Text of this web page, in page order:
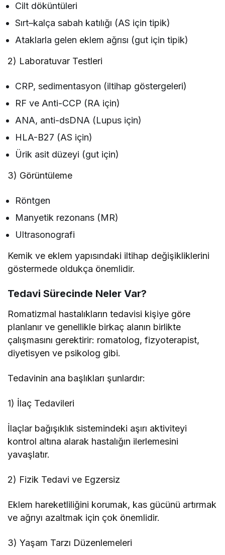
Cilt döküntüleri
Sırt–kalça sabah katılığı (AS için tipik)
Ataklarla gelen eklem ağrısı (gut için tipik)
2) Laboratuvar Testleri
CRP, sedimentasyon (iltihap göstergeleri)
RF ve Anti-CCP (RA için)
ANA, anti-dsDNA (Lupus için)
HLA-B27 (AS için)
Ürik asit düzeyi (gut için)
3) Görüntüleme
Röntgen
Manyetik rezonans (MR)
Ultrasonografi
Kemik ve eklem yapısındaki iltihap değişikliklerini
göstermede oldukça önemlidir.
Tedavi Sürecinde Neler Var?
Romatizmal hastalıkların tedavisi kişiye göre
planlanır ve genellikle birkaç alanın birlikte
çalışmasını gerektirir: romatolog, fizyoterapist,
diyetisyen ve psikolog gibi.
Tedavinin ana başlıkları şunlardır:
1) İlaç Tedavileri
İlaçlar bağışıklık sistemindeki aşırı aktiviteyi
kontrol altına alarak hastalığın ilerlemesini
yavaşlatır.
2) Fizik Tedavi ve Egzersiz
Eklem hareketliliğini korumak, kas gücünü artırmak
ve ağrıyı azaltmak için çok önemlidir.
3) Yaşam Tarzı Düzenlemeleri